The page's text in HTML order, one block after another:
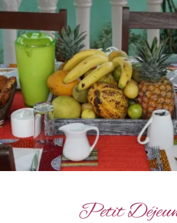
Petit